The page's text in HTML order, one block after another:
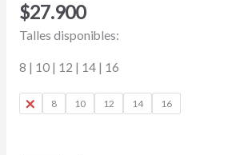
$27.900
Talles disponibles:
8 | 10 | 12 | 14 | 16
6 8 10 12 14 16